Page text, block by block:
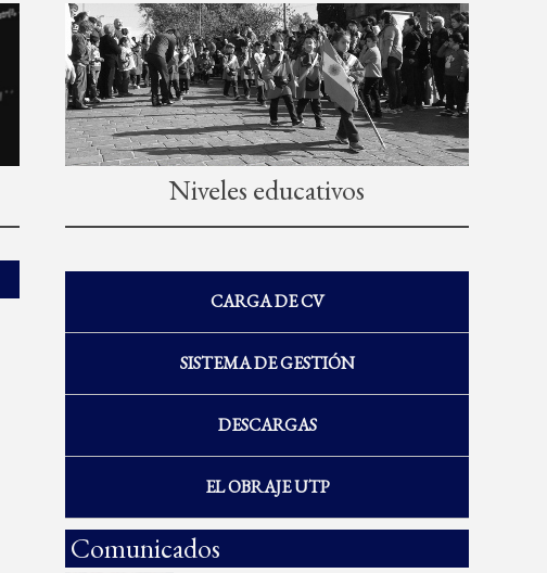
Niveles educativos
CARGA DE CV
SISTEMA DE GESTIÓN
DESCARGAS
EL OBRAJE UTP
Comunicados